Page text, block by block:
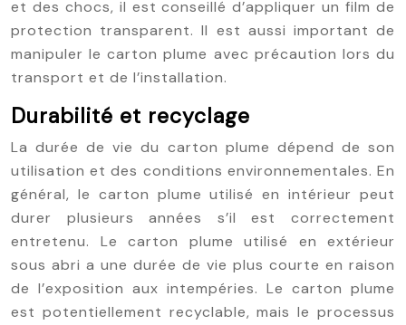
et des chocs, il est conseillé d’appliquer un film de
protection transparent. Il est aussi important de
manipuler le carton plume avec précaution lors du
transport et de l’installation.
Durabilité et recyclage
La durée de vie du carton plume dépend de son
utilisation et des conditions environnementales. En
général, le carton plume utilisé en intérieur peut
durer plusieurs années s’il est correctement
entretenu. Le carton plume utilisé en extérieur
sous abri a une durée de vie plus courte en raison
de l’exposition aux intempéries. Le carton plume
est potentiellement recyclable, mais le processus